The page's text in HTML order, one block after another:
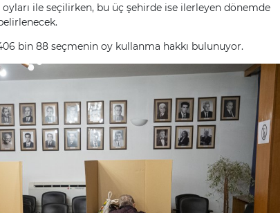
oyları ile seçilirken, bu üç şehirde ise ilerleyen dönemde
bin 88 seçmenin oy kullanma hakkı bulunuyor.